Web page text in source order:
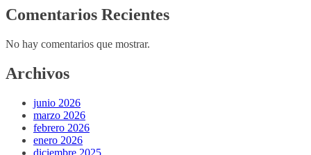
Comentarios Recientes
No hay comentarios que mostrar.
Archivos
junio 2026
marzo 2026
febrero 2026
enero 2026
diciembre 2025